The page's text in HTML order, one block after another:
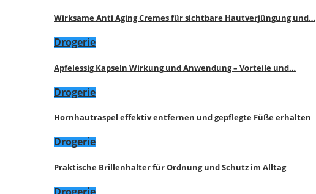
Wirksame Anti Aging Cremes für sichtbare Hautverjüngung und…
Drogerie
Apfelessig Kapseln Wirkung und Anwendung – Vorteile und…
Drogerie
Hornhautraspel effektiv entfernen und gepflegte Füße erhalten
Drogerie
Praktische Brillenhalter für Ordnung und Schutz im Alltag
Drogerie